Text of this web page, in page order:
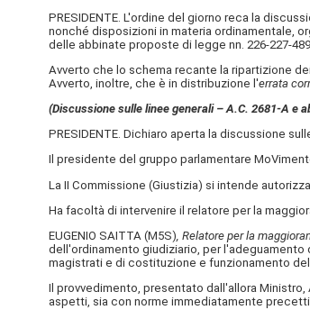
PRESIDENTE. L'ordine del giorno reca la
nonché disposizioni in materia ordinamentale,
delle abbinate proposte di legge nn. 226-227-
Avverto che lo schema recante la ripartizione
Avverto, inoltre, che è in distribuzione l'errata
(Discussione sulle linee generali – A.C. 2681-A​ e
PRESIDENTE. Dichiaro aperta la discussione
Il presidente del gruppo parlamentare
La II Commissione (Giustizia) si intende
Ha facoltà di intervenire il relatore per la
EUGENIO SAITTA (M5S) , Relatore per la
dell'ordinamento giudiziario, per
magistrati e di costituzione e funzionamento
Il provvedimento, presentato dall'allora
aspetti, sia con norme immediatamente